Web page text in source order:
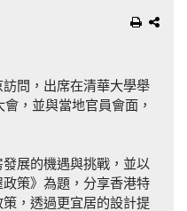
問，出席在清華大學舉
，並與當地官員會面，
展的機遇與挑戰，並以
政策》為題，分享香港特
，透過更宜居的設計提